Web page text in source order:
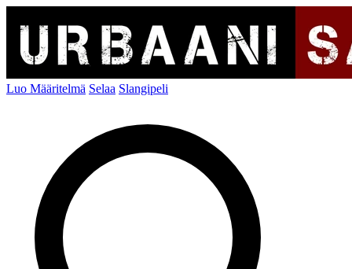
Luo Määritelmä Selaa Slangipeli